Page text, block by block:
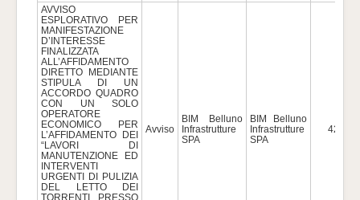
AVVISO
ESPLORATIVO PER
MANIFESTAZIONE
D’INTERESSE
FINALIZZATA
ALL’AFFIDAMENTO
DIRETTO MEDIANTE
STIPULA DI UN
ACCORDO QUADRO
CON UN SOLO
OPERATORE
ECONOMICO PER
L’AFFIDAMENTO DEI
“LAVORI DI
MANUTENZIONE ED
INTERVENTI
URGENTI DI PULIZIA
DEL LETTO DEI
TORRENTI PRESSO
Avviso
BIM Belluno
Infrastrutture
SPA
BIM Belluno
Infrastrutture
SPA